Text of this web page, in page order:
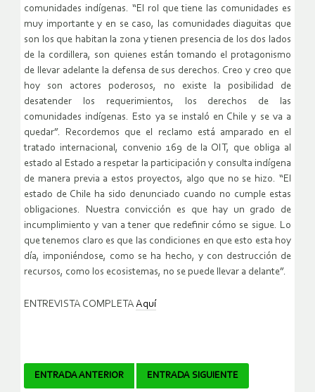
comunidades indígenas. “El rol que tiene las comunidades es
muy importante y en se caso, las comunidades diaguitas que
son los que habitan la zona y tienen presencia de los dos lados
de la cordillera, son quienes están tomando el protagonismo
de llevar adelante la defensa de sus derechos. Creo y creo que
hoy son actores poderosos, no existe la posibilidad de
desatender los requerimientos, los derechos de las
comunidades indígenas. Esto ya se instaló en Chile y se va a
quedar”. Recordemos que el reclamo está amparado en el
tratado internacional, convenio 169 de la OIT, que obliga al
estado al Estado a respetar la participación y consulta indígena
de manera previa a estos proyectos, algo que no se hizo. “El
estado de Chile ha sido denunciado cuando no cumple estas
obligaciones. Nuestra convicción es que hay un grado de
incumplimiento y van a tener que redefinir cómo se sigue. Lo
que tenemos claro es que las condiciones en que esto esta hoy
día, imponiéndose, como se ha hecho, y con destrucción de
recursos, como los ecosistemas, no se puede llevar a delante”.
ENTREVISTA COMPLETA Aquí
Navegador
ENTRADA ANTERIOR ENTRADA SIGUIENTE